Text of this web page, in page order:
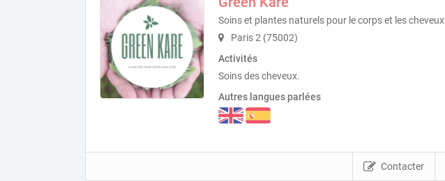
Soins et plantes naturels pour le corps et les cheveux
Paris 2 (75002)
Activités
Soins des cheveux.
Autres langues parlées
Contacter